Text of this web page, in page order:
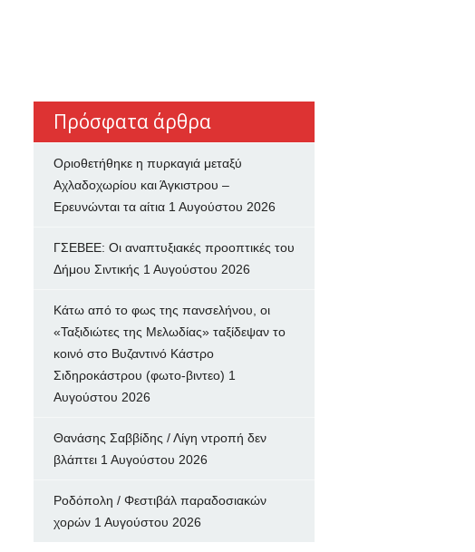
Πρόσφατα άρθρα
Οριοθετήθηκε η πυρκαγιά μεταξύ
Αχλαδοχωρίου και Άγκιστρου –
Ερευνώνται τα αίτια 1 Αυγούστου 2026
ΓΣΕΒΕΕ: Οι αναπτυξιακές προοπτικές του
Δήμου Σιντικής 1 Αυγούστου 2026
Κάτω από το φως της πανσελήνου, οι
«Ταξιδιώτες της Μελωδίας» ταξίδεψαν το
κοινό στο Βυζαντινό Κάστρο
Σιδηροκάστρου (φωτο-βιντεο) 1
Αυγούστου 2026
Θανάσης Σαββίδης / Λίγη ντροπή δεν
βλάπτει 1 Αυγούστου 2026
Ροδόπολη / Φεστιβάλ παραδοσιακών
χορών 1 Αυγούστου 2026